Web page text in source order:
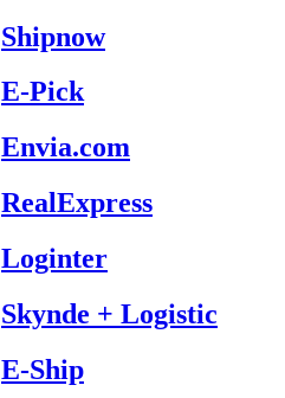
Shipnow
E-Pick
Envia.com
RealExpress
Loginter
Skynde + Logistic
E-Ship